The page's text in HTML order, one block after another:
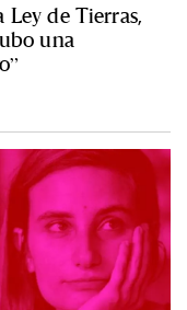
Ley de Tierras,
una